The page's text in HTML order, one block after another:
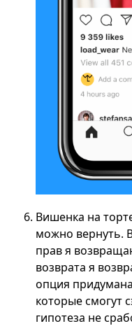
Вишенка на
можно вернуть.
прав я
возврата я
опция
которые смогут
гипотеза не